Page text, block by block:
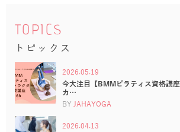
TOPICS
トピックス
2026.05.19
今大注目【BMMピラティス資格講
カ…
BY JAHAYOGA
2026.04.13